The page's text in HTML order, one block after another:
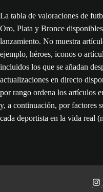
La tabla de valoraciones de
Oro, Plata y Bronce
lanzamiento. No muestra
ejemplo, héroes, iconos o
incluidos los que se añadan
actualizaciones en directo
por rango ordena los artículos
y, a continuación, por factores
cada deportista en la vida real